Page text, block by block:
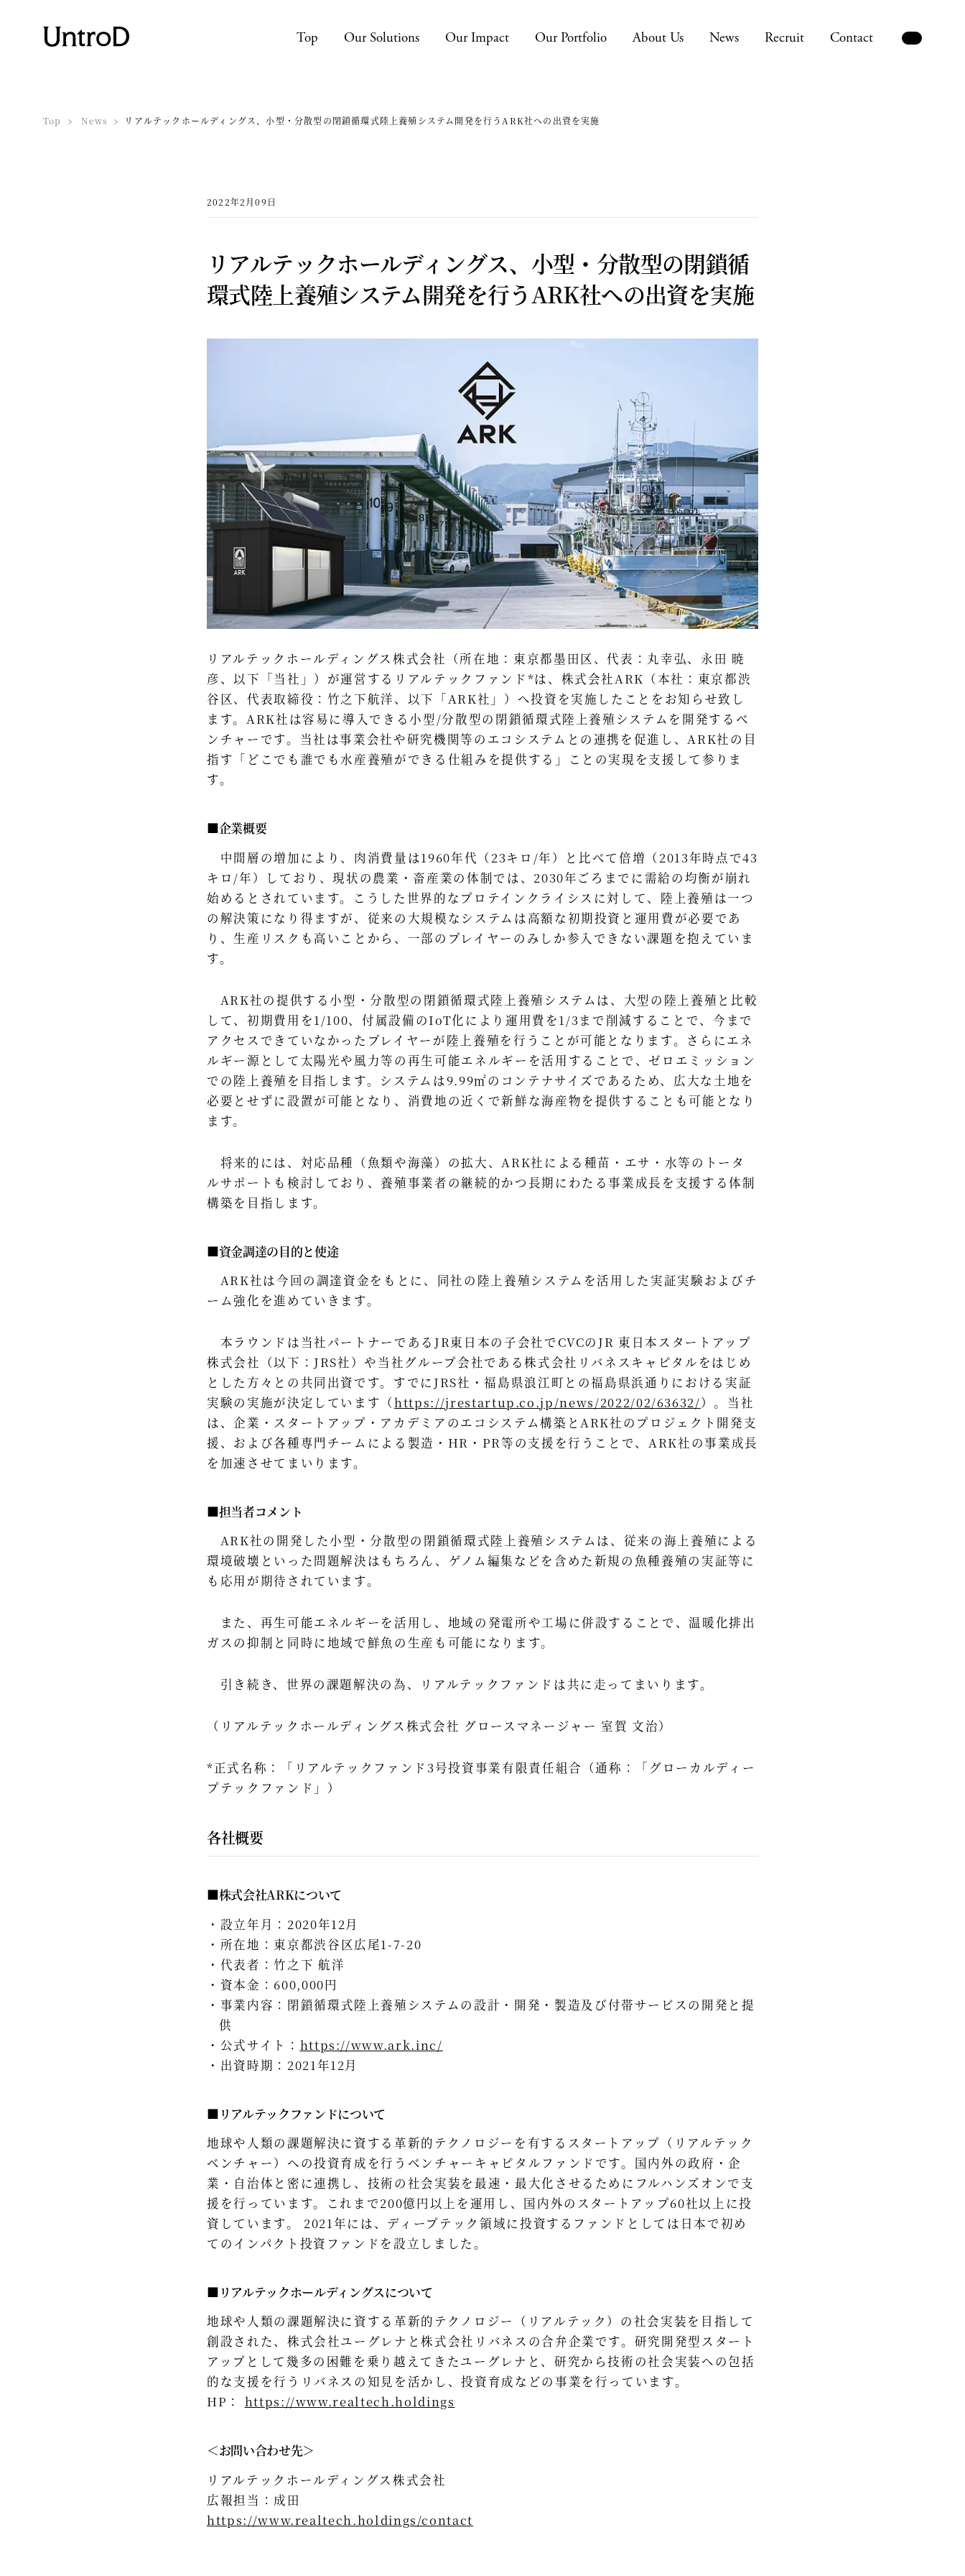
Top Our Solutions Our Impact Our Portfolio About Us News Recruit Contact
Top News リアルテックホールディングス、小型・分散型の閉鎖循環式陸上養殖システム開発を行うARK社への出資を実施
2022年2月09日
リアルテックホールディングス、小型・分散型の閉鎖循
環式陸上養殖システム開発を行うARK社への出資を実施
リアルテックホールディングス株式会社（所在地：東京都墨田区、代表：丸幸弘、永田 暁
彦、以下「当社」）が運営するリアルテックファンド*は、株式会社ARK（本社：東京都渋
谷区、代表取締役：竹之下航洋、以下「ARK社」）へ投資を実施したことをお知らせ致し
ます。ARK社は容易に導入できる小型/分散型の閉鎖循環式陸上養殖システムを開発するベ
ンチャーです。当社は事業会社や研究機関等のエコシステムとの連携を促進し、ARK社の目
指す「どこでも誰でも水産養殖ができる仕組みを提供する」ことの実現を支援して参りま
す。
■企業概要
中間層の増加により、肉消費量は1960年代（23キロ/年）と比べて倍増（2013年時点で43
キロ/年）しており、現状の農業・畜産業の体制では、2030年ごろまでに需給の均衡が崩れ
始めるとされています。こうした世界的なプロテインクライシスに対して、陸上養殖は一つ
の解決策になり得ますが、従来の大規模なシステムは高額な初期投資と運用費が必要であ
り、生産リスクも高いことから、一部のプレイヤーのみしか参入できない課題を抱えていま
す。
ARK社の提供する小型・分散型の閉鎖循環式陸上養殖システムは、大型の陸上養殖と比較
して、初期費用を1/100、付属設備のIoT化により運用費を1/3まで削減することで、今まで
アクセスできていなかったプレイヤーが陸上養殖を行うことが可能となります。さらにエネ
ルギー源として太陽光や風力等の再生可能エネルギーを活用することで、ゼロエミッション
での陸上養殖を目指します。システムは9.99㎡のコンテナサイズであるため、広大な土地を
必要とせずに設置が可能となり、消費地の近くで新鮮な海産物を提供することも可能となり
ます。
将来的には、対応品種（魚類や海藻）の拡大、ARK社による種苗・エサ・水等のトータ
ルサポートも検討しており、養殖事業者の継続的かつ長期にわたる事業成長を支援する体制
構築を目指します。
■資金調達の目的と使途
ARK社は今回の調達資金をもとに、同社の陸上養殖システムを活用した実証実験およびチ
ーム強化を進めていきます。
本ラウンドは当社パートナーであるJR東日本の子会社でCVCのJR 東日本スタートアップ
株式会社（以下：JRS社）や当社グループ会社である株式会社リバネスキャピタルをはじめ
とした方々との共同出資です。すでにJRS社・福島県浪江町との福島県浜通りにおける実証
実験の実施が決定しています（https://jrestartup.co.jp/news/2022/02/63632/）。当社
は、企業・スタートアップ・アカデミアのエコシステム構築とARK社のプロジェクト開発支
援、および各種専門チームによる製造・HR・PR等の支援を行うことで、ARK社の事業成長
を加速させてまいります。
■担当者コメント
ARK社の開発した小型・分散型の閉鎖循環式陸上養殖システムは、従来の海上養殖による
環境破壊といった問題解決はもちろん、ゲノム編集などを含めた新規の魚種養殖の実証等に
も応用が期待されています。
また、再生可能エネルギーを活用し、地域の発電所や工場に併設することで、温暖化排出
ガスの抑制と同時に地域で鮮魚の生産も可能になります。
引き続き、世界の課題解決の為、リアルテックファンドは共に走ってまいります。
（リアルテックホールディングス株式会社 グロースマネージャー 室賀 文治）
*正式名称：「リアルテックファンド3号投資事業有限責任組合（通称：「グローカルディー
プテックファンド」）
各社概要
■株式会社ARKについて
設立年月：2020年12月
所在地：東京都渋谷区広尾1-7-20
代表者：竹之下 航洋
資本金：600,000円
事業内容：閉鎖循環式陸上養殖システムの設計・開発・製造及び付帯サービスの開発と提
供
公式サイト： https://www.ark.inc/
出資時期：2021年12月
■リアルテックファンドについて
地球や人類の課題解決に資する革新的テクノロジーを有するスタートアップ（リアルテック
ベンチャー）への投資育成を行うベンチャーキャピタルファンドです。国内外の政府・企
業・自治体と密に連携し、技術の社会実装を最速・最大化させるためにフルハンズオンで支
援を行っています。これまで200億円以上を運用し、国内外のスタートアップ60社以上に投
資しています。 2021年には、ディープテック領域に投資するファンドとしては日本で初め
てのインパクト投資ファンドを設立しました。
■リアルテックホールディングスについて
地球や人類の課題解決に資する革新的テクノロジー（リアルテック）の社会実装を目指して
創設された、株式会社ユーグレナと株式会社リバネスの合弁企業です。研究開発型スタート
アップとして幾多の困難を乗り越えてきたユーグレナと、研究から技術の社会実装への包括
的な支援を行うリバネスの知見を活かし、投資育成などの事業を行っています。
HP： https://www.realtech.holdings
＜お問い合わせ先＞
リアルテックホールディングス株式会社
広報担当：成田
https://www.realtech.holdings/contact